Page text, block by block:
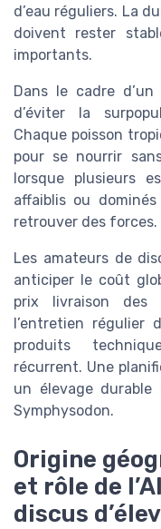
d’eau réguliers. La
doivent rester
importants.
Dans le cadre
d’éviter la
Chaque poisson
pour se nourrir
lorsque plusieurs
affaiblis ou
retrouver des forces.
Les amateurs de
anticiper le coût
prix livraison des
l’entretien régulier
produits
récurrent. Une
un élevage durable
Symphysodon.
Origine
et rôle de
discus